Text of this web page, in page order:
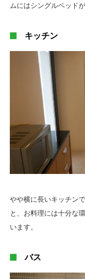
ムにはシングルベッド
キッチン
やや横に長いキッチン
と、お料理には十分な
います。
バス